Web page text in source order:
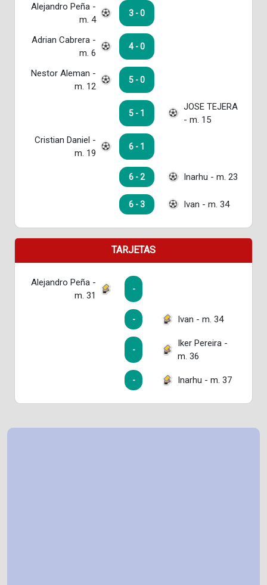
Alejandro Peña -
m. 4
3 - 0
Adrian Cabrera -
m. 6
4 - 0
Nestor Aleman -
m. 12
5 - 0
5 - 1
JOSE TEJERA
- m. 15
Cristian Daniel -
m. 19
6 - 1
6 - 2 Inarhu - m. 23
6 - 3 Ivan - m. 34
TARJETAS
Alejandro Peña -
m. 31
-
- Ivan - m. 34
-
Iker Pereira -
m. 36
- Inarhu - m. 37